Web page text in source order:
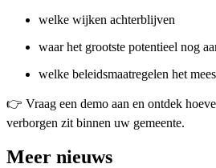
welke wijken achterblijven
waar het grootste potentieel nog
welke beleidsmaatregelen het
👉 Vraag een demo aan en ontdek
verborgen zit binnen uw gemeente.
Meer nieuws